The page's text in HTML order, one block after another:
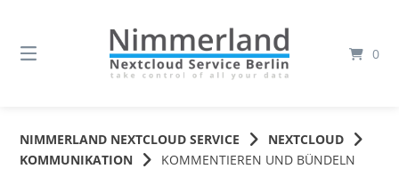
Inhalt
0
NIMMERLAND NEXTCLOUD SERVICE
NEXTCLOUD
KOMMUNIKATION
KOMMENTIEREN UND BÜNDELN